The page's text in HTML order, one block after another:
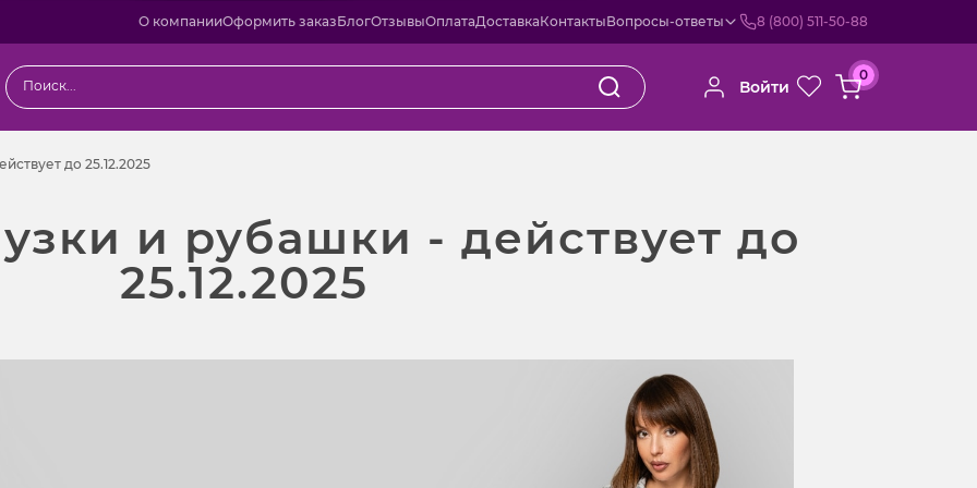
О компанииОформить заказБлогОтзывыОплатаДоставкаКонтактыВопросы-ответы 8 (800) 511-50-88
Войти
0
до 25.12.2025
до 25.12.2025
и рубашки - действует до
25.12.2025